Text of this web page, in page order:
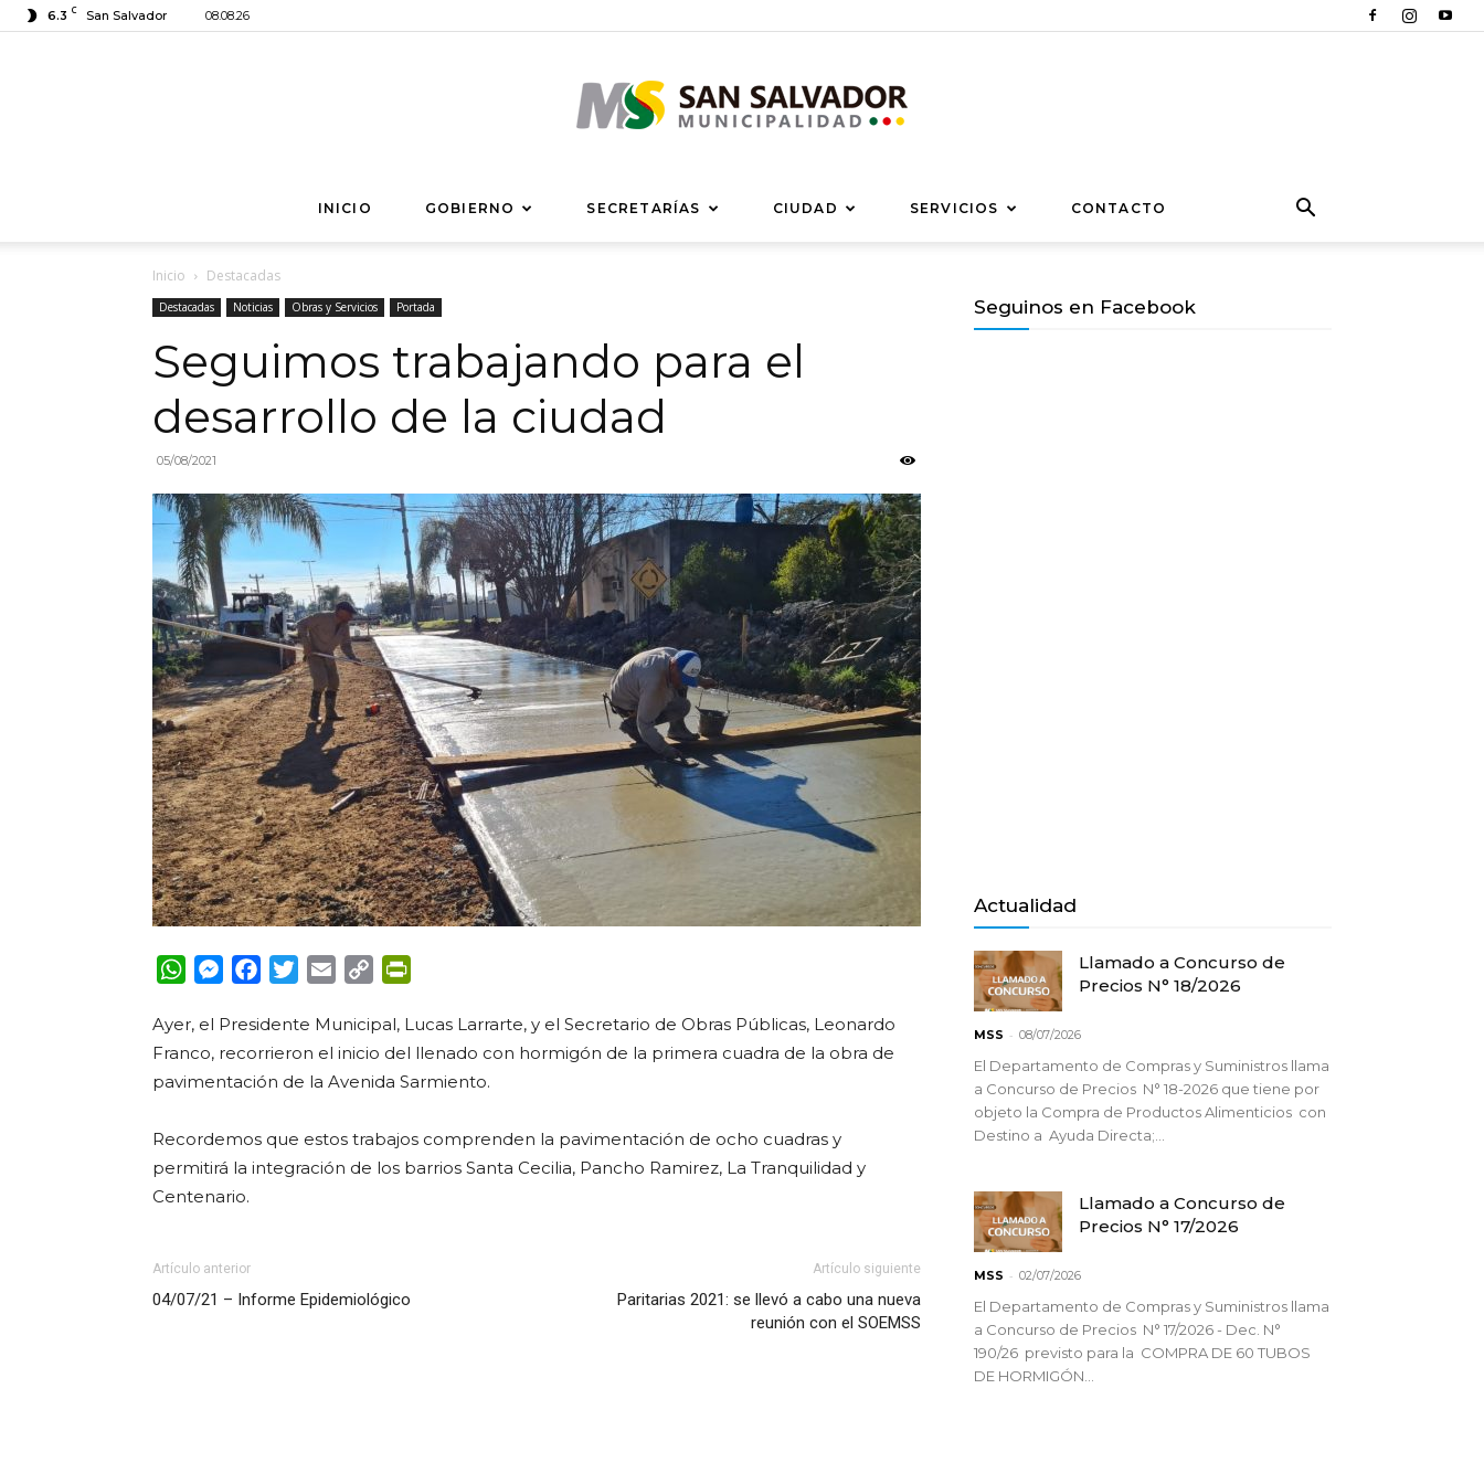
6.3 C San Salvador 08.08.26
Municipalidad
Salvador
INICIO GOBIERNO SECRETARÍAS CIUDAD SERVICIOS CONTACTO
Inicio Destacadas
Destacadas Noticias Obras y Servicios Portada
Seguimos trabajando para el
desarrollo de la ciudad
05/08/2021
WhatsApp
Messenger
FacebookTwitterEmail Copy
Ayer, el Presidente Municipal, Lucas Larrarte, y el Secretario de Obras Públicas, Leonardo
Franco, recorrieron el inicio del llenado con hormigón de la primera cuadra de la obra de
pavimentación de la Avenida Sarmiento.
Recordemos que estos trabajos comprenden la pavimentación de ocho cuadras y
permitirá la integración de los barrios Santa Cecilia, Pancho Ramirez, La Tranquilidad y
Centenario.
Artículo anterior
04/07/21 – Informe Epidemiológico
Artículo siguiente
Paritarias 2021: se llevó a cabo una nueva
reunión con el SOEMSS
Seguinos en Facebook
Actualidad
Llamado a Concurso de
Precios N° 18/2026
MSS - 08/07/2026
El Departamento de Compras y Suministros llama
a Concurso de Precios N° 18-2026 que tiene por
objeto la Compra de Productos Alimenticios con
Destino a Ayuda Directa;...
Llamado a Concurso de
Precios N° 17/2026
MSS - 02/07/2026
El Departamento de Compras y Suministros llama
a Concurso de Precios N° 17/2026 - Dec. N°
190/26 previsto para la COMPRA DE 60 TUBOS
DE HORMIGÓN...